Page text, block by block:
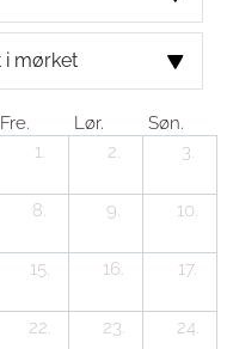
Fre. Lør.
Søn.
1. 2. 3.
8. 9. 10.
15. 16. 17.
22. 23. 24.